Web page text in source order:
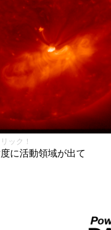
ック！
に活動領域が出て